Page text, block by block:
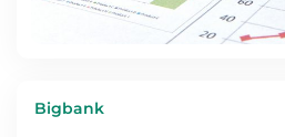
Bigbank